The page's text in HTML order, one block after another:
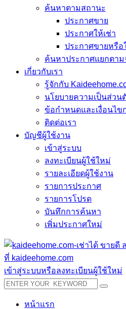
ค้นหาตามสถานะ
ประกาศขาย
ประกาศให้เช่า
ประกาศขายหรือ
ค้นหาประกาศแยกตาม
เกี่ยวกับเรา
รู้จักกับ
นโยบายความเป็นส่วน
ข้อกำหนดและเงื่อนไข
ติดต่อเรา
บัญชีผู้ใช้งาน
เข้าสู่ระบบ
ลงทะเบียนผู้ใช้ใหม่
รายละเอียดผู้ใช้งาน
รายการประกาศ
รายการโปรด
บันทึกการค้นหา
เพิ่มประกาศใหม่
เข้าสู่ระบบหรือลงทะเบียนผู้ใช้ใหม่
หน้าแรก